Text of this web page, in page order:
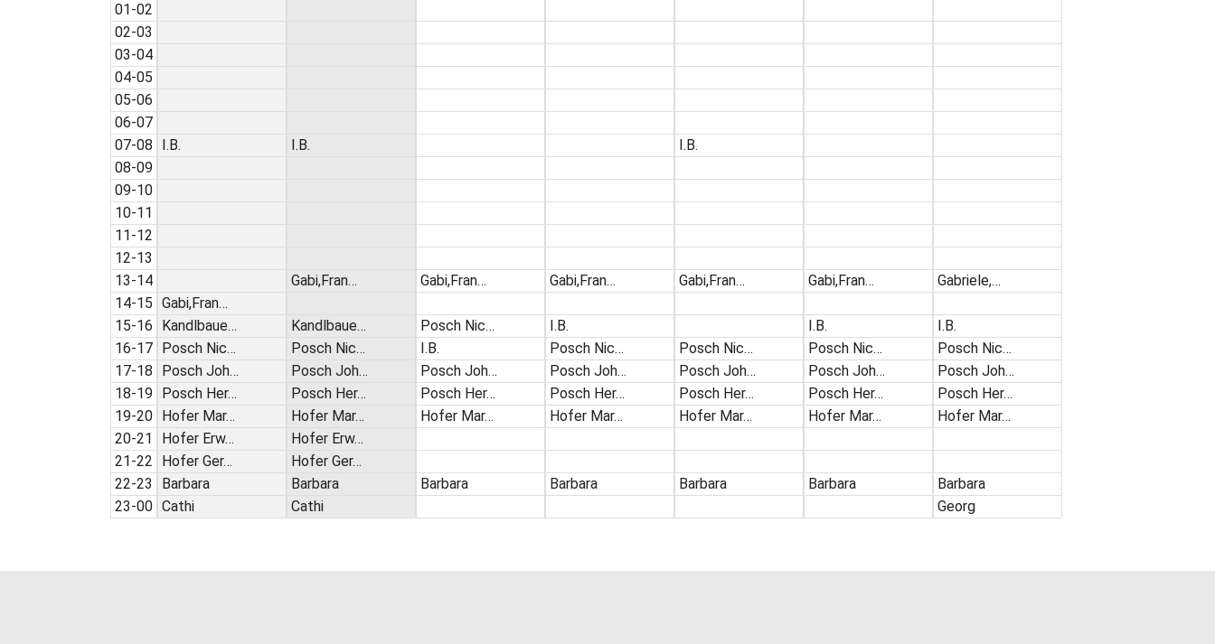
01-02
02-03
03-04
04-05
05-06
06-07
07-08
08-09
09-10
10-11
11-12
12-13
13-14
14-15
15-16
16-17
17-18
18-19
19-20
20-21
21-22
22-23
23-00
I.B.
Gabi,Fran…
Kandlbaue…
Posch Nic…
Posch Joh…
Posch Her…
Hofer Mar…
Hofer Erw…
Hofer Ger…
Barbara
Cathi
I.B.
Gabi,Fran…
Kandlbaue…
Posch Nic…
Posch Joh…
Posch Her…
Hofer Mar…
Hofer Erw…
Hofer Ger…
Barbara
Cathi
Gabi,Fran…
Posch Nic…
I.B.
Posch Joh…
Posch Her…
Hofer Mar…
Barbara
Gabi,Fran…
I.B.
Posch Nic…
Posch Joh…
Posch Her…
Hofer Mar…
Barbara
I.B.
Gabi,Fran…
Posch Nic…
Posch Joh…
Posch Her…
Hofer Mar…
Barbara
Gabi,Fran…
I.B.
Posch Nic…
Posch Joh…
Posch Her…
Hofer Mar…
Barbara
Gabriele,…
I.B.
Posch Nic…
Posch Joh…
Posch Her…
Hofer Mar…
Barbara
Georg